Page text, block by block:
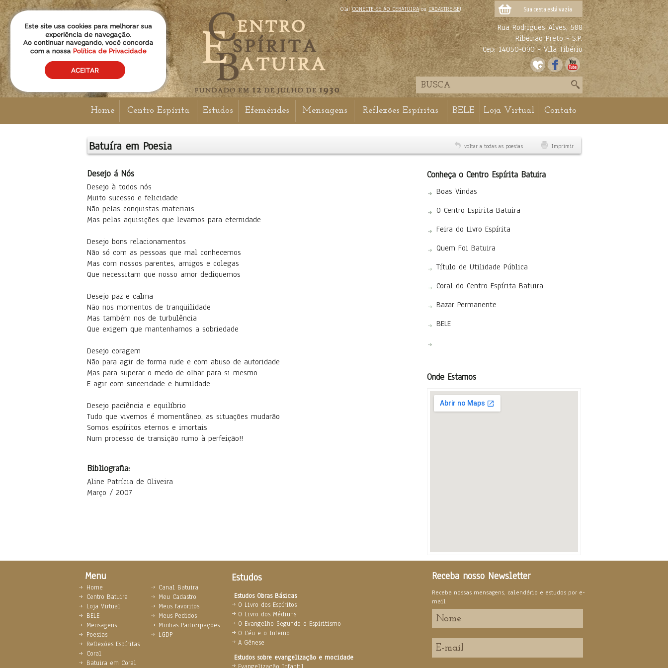
Olá!CONECTE-SE AO CEBATUIRAouCADASTRE-SE! Sua cesta está vazia
Rua Rodrigues Alves, 588
Ribeirão Preto - S.P.
Cep: 14050-090 - Vila Tibério
Home Centro Espírita Estudos Efemérides Mensagens Reflexões Espíritas BELE Loja Virtual Contato
Batuíra em Poesia voltar a todas as poesias Imprimir
Desejo á Nós
Desejo à todos nós
Muito sucesso e felicidade
Não pelas conquistas materiais
Mas pelas aquisições que levamos para eternidade
Desejo bons relacionamentos
Não só com as pessoas que mal conhecemos
Mas com nossos parentes, amigos e colegas
Que necessitam que nosso amor dediquemos
Desejo paz e calma
Não nos momentos de tranqüilidade
Mas também nos de turbulência
Que exigem que mantenhamos a sobriedade
Desejo coragem
Não para agir de forma rude e com abuso de autoridade
Mas para superar o medo de olhar para si mesmo
E agir com sinceridade e humildade
Desejo paciência e equilíbrio
Tudo que vivemos é momentâneo, as situações mudarão
Somos espíritos eternos e imortais
Num processo de transição rumo à perfeição!!
Bibliografia:
Aline Patrícia de Oliveira
Março / 2007
Conheça o Centro Espírita Batuira
Boas Vindas
O Centro Espirita Batuira
Feira do Livro Espírita
Quem Foi Batuira
Título de Utilidade Pública
Coral do Centro Espírita Batuira
Bazar Permanente
BELE
Onde Estamos
Menu Estudos
Estudos Obras Básicas
O Livro dos Espíritos
O Livro dos Médiuns
O Evangelho Segundo o Espiritismo
O Céu e o Inferno
A Gênese
Estudos sobre evangelização e mocidade
Home
Centro Batuira
Loja Virtual
BELE
Mensagens
Poesias
Reflexões Espíritas
Coral
Batuira em Coral
Canal Batuira
Meu Cadastro
Meus favoritos
Meus Pedidos
Minhas Participações
LGDP
Receba nosso Newsletter
Receba nossas mensagens, calendário e estudos por e-
mail